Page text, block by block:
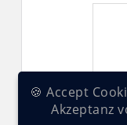
🍪 Accept
Akzeptanz